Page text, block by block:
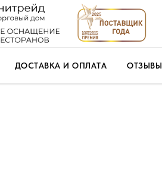
ДОСТАВКА И ОПЛАТА ОТЗЫВЫ